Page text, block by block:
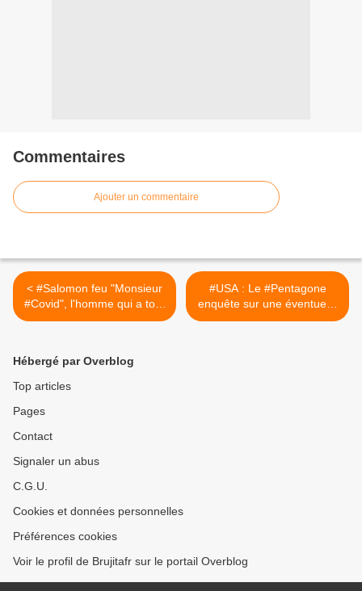
Commentaires
Ajouter un commentaire
< #Salomon feu "Monsieur
#Covid", l'homme qui a tout
raté, parachuté à l'AP-HM ?
#USA : Le #Pentagone
enquête sur une éventuelle
mauvaise gestion des
Hébergé par Overblog
Top articles
Pages
Contact
Signaler un abus
C.G.U.
Cookies et données personnelles
Préférences cookies
Voir le profil de Brujitafr sur le portail Overblog